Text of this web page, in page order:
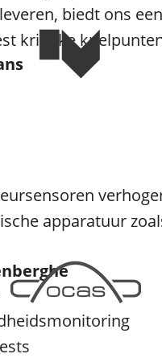
biedt ons
kritieke
apparatuur